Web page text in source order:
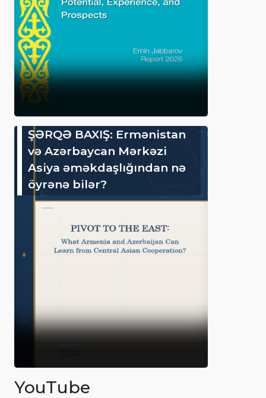
ŞƏRQƏ BAXIŞ: Ermənistan
və Azərbaycan Mərkəzi
Asiya əməkdaşlığından nə
öyrənə bilər?
YouTube